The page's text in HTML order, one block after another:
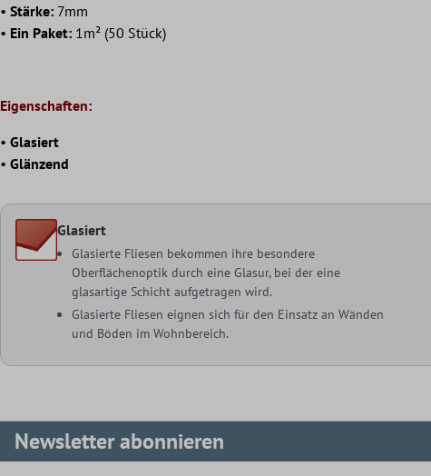
• Stärke: 7mm
• Ein Paket: 1m² (50 Stück)
Eigenschaften:
• Glasiert
• Glänzend
Glasiert
Glasierte Fliesen bekommen ihre besondere
Oberflächenoptik durch eine Glasur, bei der eine
glasartige Schicht aufgetragen wird.
Glasierte Fliesen eignen sich für den Einsatz an Wänden
und Böden im Wohnbereich.
Newsletter abonnieren